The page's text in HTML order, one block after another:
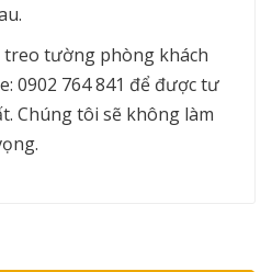
tường phòng khách
0902 764 841 để được tư
Chúng tôi sẽ không làm